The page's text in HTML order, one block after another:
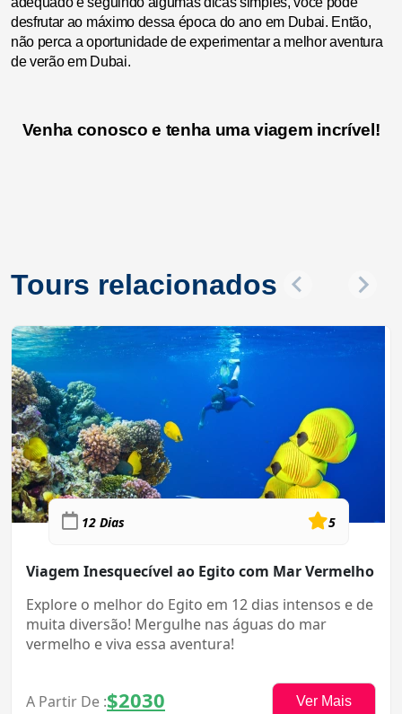
desfrutar ao máximo dessa época do ano em Dubai. Então,
não perca a oportunidade de experimentar a melhor aventura
de verão em Dubai.
Venha conosco e tenha uma viagem incrível!
Tours relacionados
12 Dias 5
Viagem Inesquecível ao Egito com Mar Vermelho
Explore o melhor do Egito em 12 dias intensos e de
muita diversão! Mergulhe nas águas do mar
vermelho e viva essa aventura!
A Partir De :$2030 Ver Mais